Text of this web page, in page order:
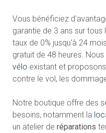
Vous bénéficiez
garantie de 3 ans sur
taux de 0% jusqu'à 24
gratuit de 48 heures.
vélo existant et
contre le vol, les
Notre boutique offre des
besoins, notamment la
un atelier de réparations